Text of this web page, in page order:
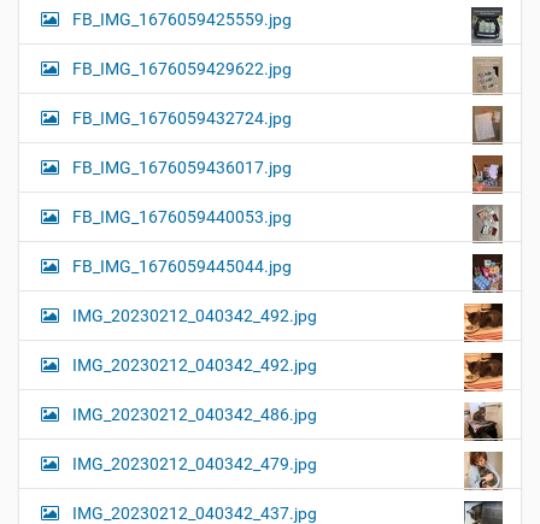
FB_IMG_1676059425559.jpg
FB_IMG_1676059429622.jpg
FB_IMG_1676059432724.jpg
FB_IMG_1676059436017.jpg
FB_IMG_1676059440053.jpg
FB_IMG_1676059445044.jpg
IMG_20230212_040342_492.jpg
IMG_20230212_040342_492.jpg
IMG_20230212_040342_486.jpg
IMG_20230212_040342_479.jpg
IMG_20230212_040342_437.jpg